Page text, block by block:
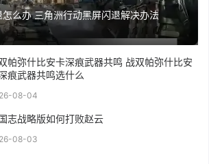
么办 三角洲行动黑屏闪退解决办法
帕弥什比安卡深痕武器共鸣 战双帕弥什比安
痕武器共鸣选什么
08-04
志战略版如何打败赵云
08-03